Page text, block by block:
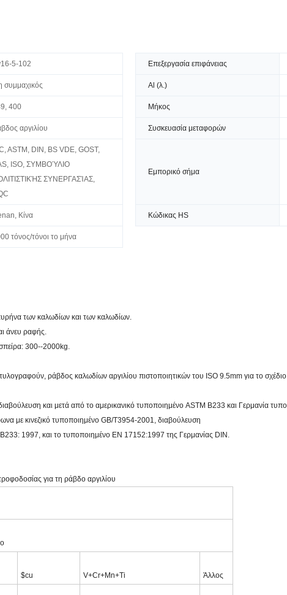
5-102 Επεξεργασία επιφάνειας
συμμαχικός Al (λ.)
400 Μήκος
αργιλίου Συσκευασία μεταφορών
ASTM, DIN, BS VDE, GOST,
ISO, ΣΥΜΒΟΎΛΙΟ
ΣΥΝΕΡΓΑΣΊΑΣ,
Εμπορικό σήμα
Κίνα Κώδικας HS
τόνος/τόνοι το μήνα
των καλωδίων και των καλωδίων.
άνευ ραφής.
300--2000kg.
ράβδος καλωδίων αργιλίου πιστοποιητικών του ISO 9.5mm για το
και μετά από το αμερικανικό τυποποιημένο ASTM B233 και Γερμανία
με κινεζικό τυποποιημένο GB/T3954-2001, διαβούλευση
1997, και το τυποποιημένο EN 17152:1997 της Γερμανίας DIN.
για τη ράβδο αργιλίου
$cu V+Cr+Mn+Ti Άλλος